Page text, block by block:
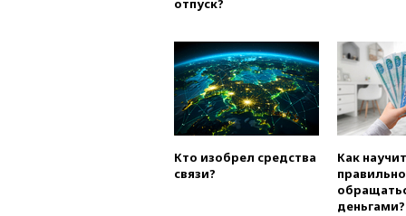
отпуск?
Кто изобрел средства
связи?
Как
правильно
деньгами?